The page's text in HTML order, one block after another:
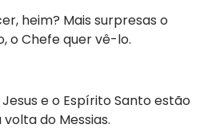
heim? Mais surpresas o
o Chefe quer vê-lo.
e o Espírito Santo estão
do Messias.